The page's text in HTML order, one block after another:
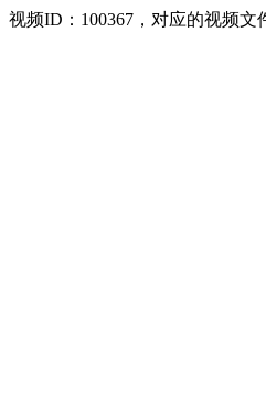
视频ID：100367，对应的视频文